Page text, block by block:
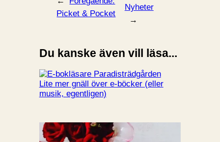
Picket & Pocket
Nyheter
→
Du kanske även vill läsa...
Lite mer gnäll över e-böcker (eller
musik, egentligen)